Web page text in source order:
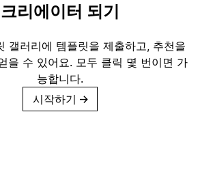
크리에이터 되기
갤러리에 템플릿을 제출하고, 추천을
을 수 있어요. 모두 클릭 몇 번이면 가
능합니다.
시작하기 →